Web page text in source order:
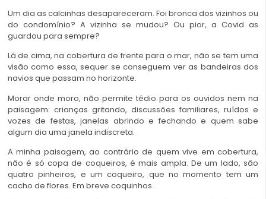
Um dia as calcinhas desapareceram. Foi bronca dos vizinhos ou
do condomínio? A vizinha se mudou? Ou pior, a Covid as
guardou para sempre?
Lá de cima, na cobertura de frente para o mar, não se tem uma
visão como essa, sequer se conseguem ver as bandeiras dos
navios que passam no horizonte.
Morar onde moro, não permite tédio para os ouvidos nem na
paisagem: crianças gritando, discussões familiares, ruídos e
vozes de festas, janelas abrindo e fechando e quem sabe
algum dia uma janela indiscreta.
A minha paisagem, ao contrário de quem vive em cobertura,
não é só copa de coqueiros, é mais ampla. De um lado, são
quatro pinheiros, e um coqueiro, que no momento tem um
cacho de flores. Em breve coquinhos.